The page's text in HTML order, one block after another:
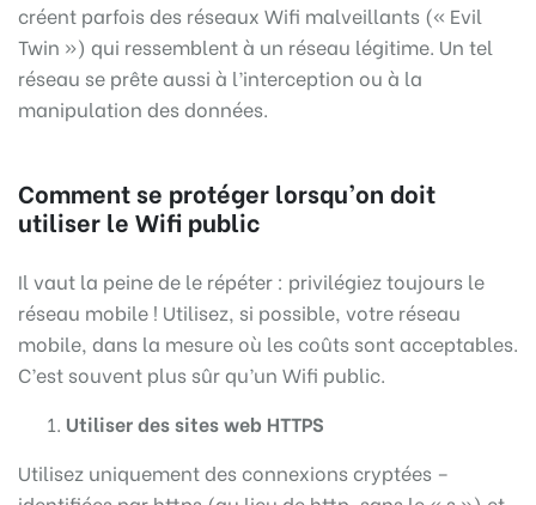
créent parfois des réseaux Wifi malveillants (« Evil
Twin ») qui ressemblent à un réseau légitime. Un tel
réseau se prête aussi à l’interception ou à la
manipulation des données.
Comment se protéger lorsqu’on doit
utiliser le Wifi public
Il vaut la peine de le répéter : privilégiez toujours le
réseau mobile ! Utilisez, si possible, votre réseau
mobile, dans la mesure où les coûts sont acceptables.
C’est souvent plus sûr qu’un Wifi public.
Utiliser des sites web HTTPS
Utilisez uniquement des connexions cryptées –